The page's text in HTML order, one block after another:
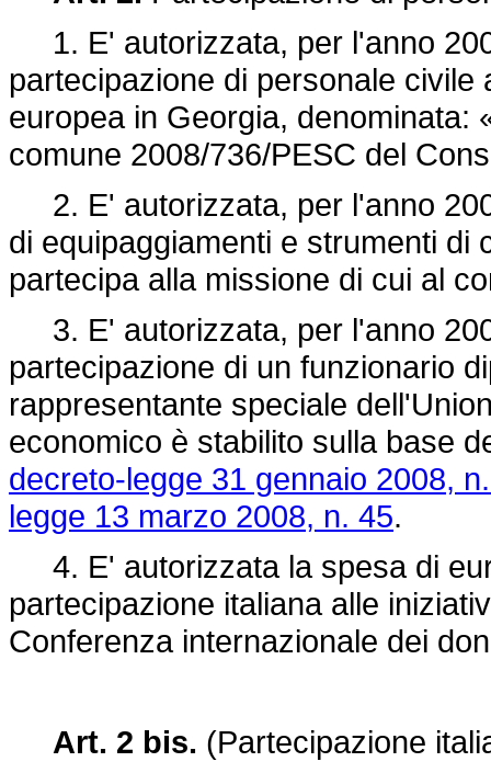
1. E' autorizzata, per l'anno
partecipazione di personale
europea in Georgia, denominata:
comune 2008/736/PESC del
2. E' autorizzata, per l'anno
di equipaggiamenti e strumenti di
partecipa alla missione di cui al
3. E' autorizzata, per l'anno
partecipazione di un funzionario
rappresentante speciale
economico è stabilito sulla base
decreto-legge 31 gennaio 2008,
legge 13 marzo 2008, n. 45.
4. E' autorizzata la spesa di
partecipazione italiana alle
Conferenza internazionale dei
Art. 2 bis. (Partecipazione